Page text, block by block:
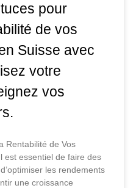
pour
de vos
Suisse avec
votre
vos
Rentabilité de Vos
est essentiel de faire des
les rendements
une croissance